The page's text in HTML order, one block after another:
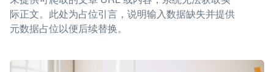
际正文。此处为占位引言，说明输入数据缺失并提供
元数据占位以便后续替换。